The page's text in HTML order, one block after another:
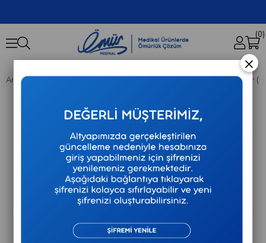
0
Anasayfa Ortopedik Destekler PR-888 Alüminyum Walker Rollator
×